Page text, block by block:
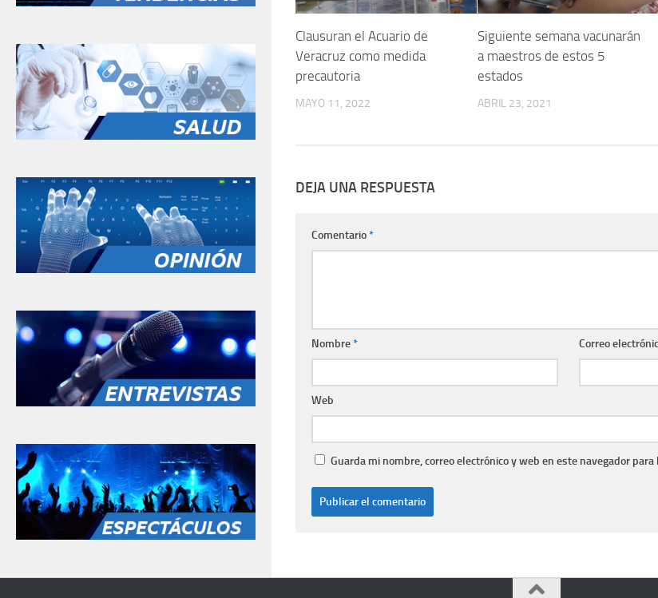
Clausuran el Acuario de
Veracruz como medida
precautoria
MAYO 11, 2022
Siguiente semana vacunarán
a maestros de estos 5
estados
ABRIL 23, 2021
DEJA UNA RESPUESTA
Comentario*
Nombre* Correo
Web
Guarda mi nombre, correo electrónico y web en este navegador